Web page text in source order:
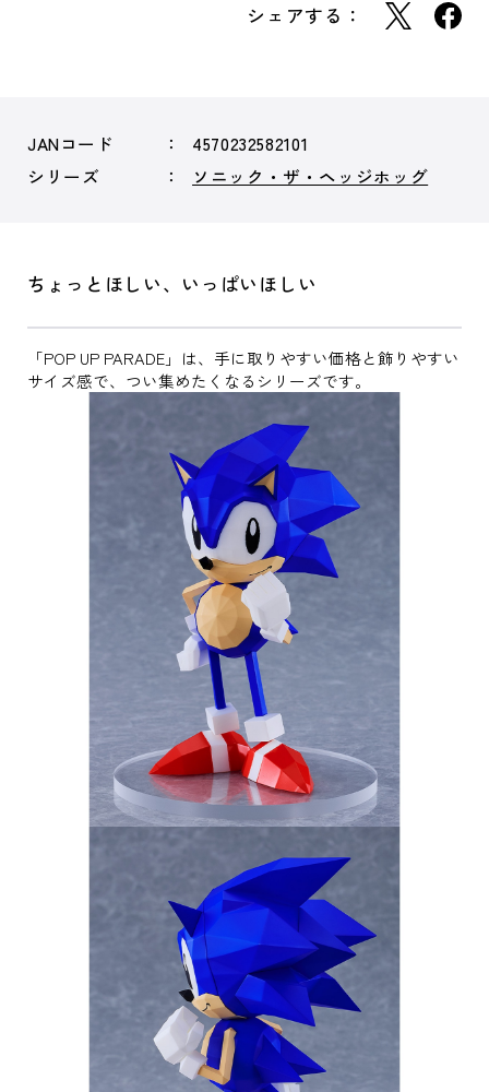
シェアする：
JANコード
4570232582101
シリーズ
ソニック・ザ・ヘッジホッグ
ちょっとほしい、いっぱいほしい
「POP UP PARADE」は、手に取りやすい価格と飾りやすい
サイズ感で、つい集めたくなるシリーズです。